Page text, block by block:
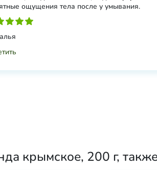
ощущения тела после у умывания.
крымское, 200 г,